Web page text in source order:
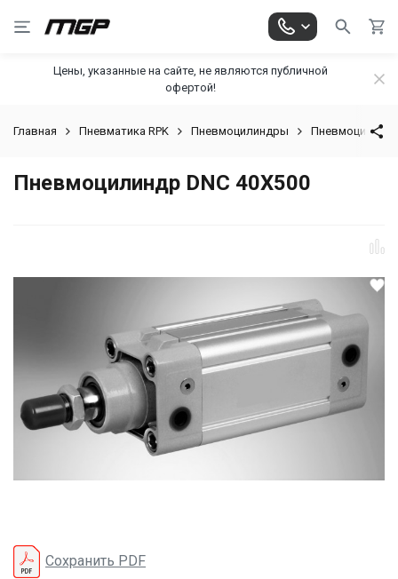
Цены, указанные на сайте, не являются публичной
офертой!
Главная Пневматика RPK Пневмоцилиндры
Пневмоцилиндр DNC 40X500
Сохранить PDF